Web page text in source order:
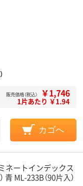
販売価格（税込） ￥1,746
1片あたり ￥1.94
カゴへ
ネートインデックス
ML-233B（90片入）